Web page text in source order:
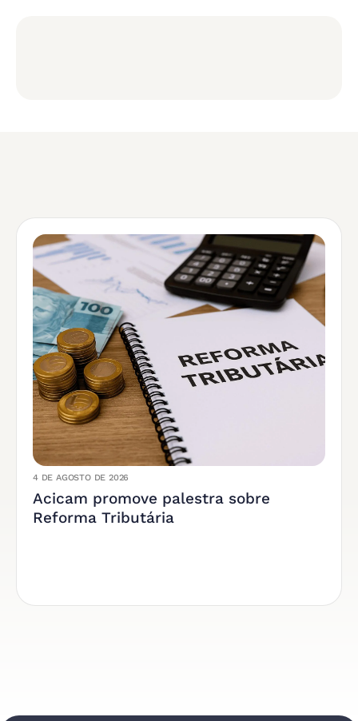
4 DE AGOSTO DE 2026
Acicam promove palestra sobre
Reforma Tributária